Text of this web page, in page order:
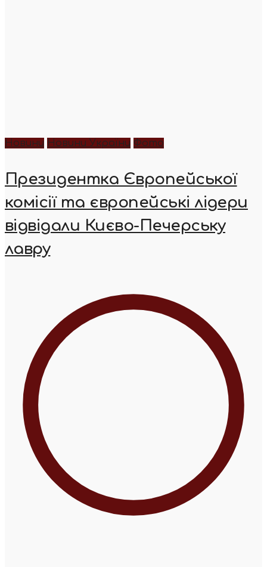
Новини Новини України Фото
Президентка Європейської
комісії та європейські лідери
відвідали Києво-Печерську
лавру